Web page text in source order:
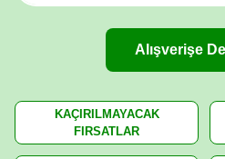
Alışverişe
KAÇIRILMAYACAK
FIRSATLAR